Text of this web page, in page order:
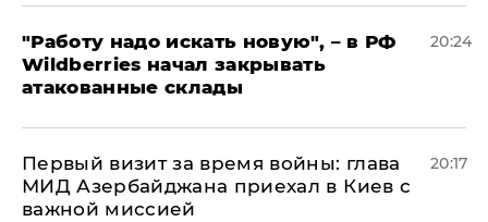
"Работу надо искать новую", – в РФ
Wildberries начал закрывать
атакованные склады
20:24
Первый визит за время войны: глава
МИД Азербайджана приехал в Киев с
важной миссией
20:17